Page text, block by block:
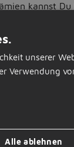
kannst
diesem
Ferienjob,
pro Woche
unserer
Verwendung
Alle ablehnen